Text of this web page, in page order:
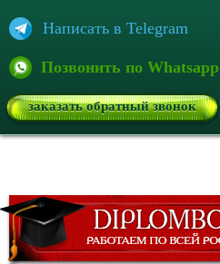
Написать в Telegram
Позвонить по Whatsapp
заказать обратный звонок